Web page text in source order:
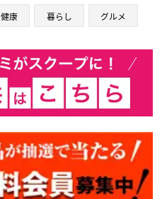
健康 暮らし グルメ